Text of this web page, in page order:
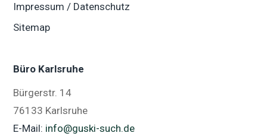
Impressum / Datenschutz
Sitemap
Büro Karlsruhe
Bürgerstr. 14
76133 Karlsruhe
E-Mail: info@guski-such.de